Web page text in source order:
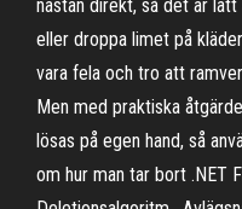
nästan direkt, så det är
eller droppa limet på
vara fela och tro att
Men med praktiska
lösas på egen hand, så
om hur man tar bort .NET